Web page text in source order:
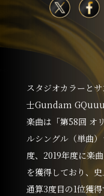
スタジオカラーと
士Gundam
楽曲は「第58回 オ
ルシングル（単曲
度、2019年度に楽
を獲得しており、
通算3度目の1位獲